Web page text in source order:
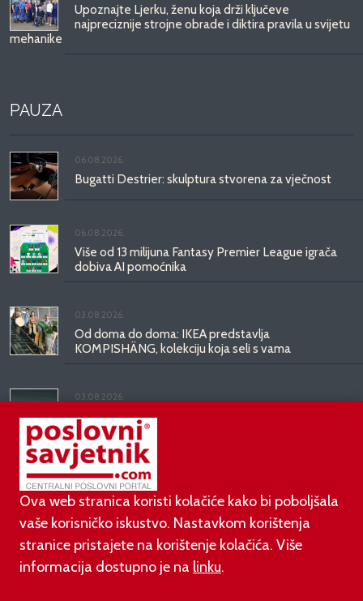
Upoznajte Ljerku, ženu koja drži ključeve
najpreciznije strojne obrade i diktira pravila u svijetu
mehanike
PAUZA
06.08.2026.
Bugatti Destrier: skulptura stvorena za vječnost
06.08.2026.
Više od 13 milijuna Fantasy Premier League igrača
dobiva AI pomoćnika
03.08.2026.
Od doma do doma: IKEA predstavlja
KOMPISHÄNG, kolekciju koja seli s vama
03.08.2026.
Kineski BYD predstavio luksuznu limuzinu veću od
Mercedesove S-klase, obećava domet do 1.000
kilometara
Ova web stranica koristi kolačiće kako bi poboljšala
vaše korisničko iskustvo. Nastavkom korištenja
stranice pristajete na korištenje kolačića. Više
informacija dostupno je na linku.